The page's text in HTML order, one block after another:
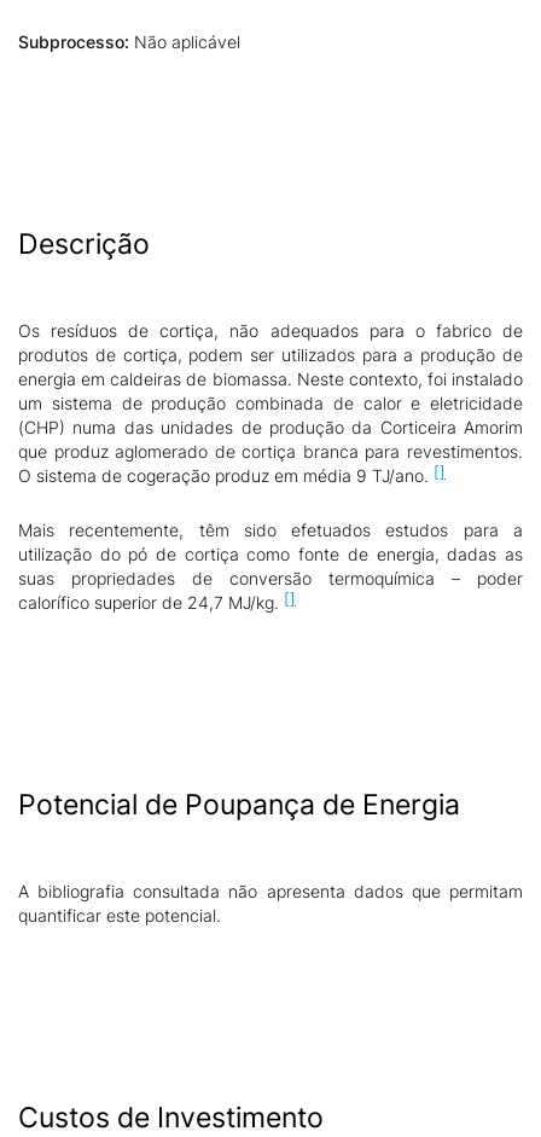
Subprocesso: Não aplicável
Descrição
Os resíduos de cortiça, não adequados para o fabrico de
produtos de cortiça, podem ser utilizados para a produção de
energia em caldeiras de biomassa. Neste contexto, foi instalado
um sistema de produção combinada de calor e eletricidade
(CHP) numa das unidades de produção da Corticeira Amorim
que produz aglomerado de cortiça branca para revestimentos.
O sistema de cogeração produz em média 9 TJ/ano.
Mais recentemente, têm sido efetuados estudos para a
utilização do pó de cortiça como fonte de energia, dadas as
suas propriedades de conversão termoquímica – poder
calorífico superior de 24,7 MJ/kg.
Potencial de Poupança de Energia
A bibliografia consultada não apresenta dados que permitam
quantificar este potencial.
Custos de Investimento